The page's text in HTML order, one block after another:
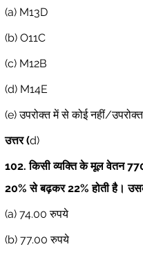
(a) M13D
(b) O11C
(c) M12B
(d) M14E
(e) उपरोक्त में से कोई नहीं/
उत्तर (d)
102. किसी व्यक्ति के मूल वेतन
20% से बढ़कर 22% होती है।
(a) 74.00 रुपये
(b) 77.00 रुपये